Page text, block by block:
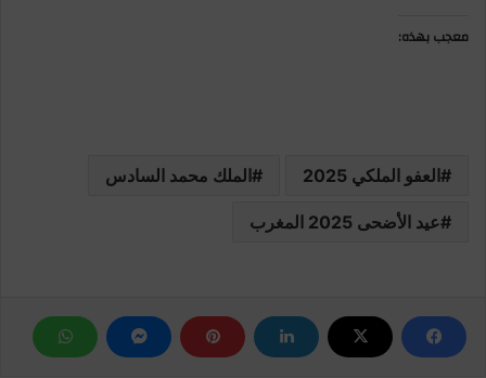
معجب بهذه:
العفو الملكي 2025 الملك محمد السادس
عيد الأضحى 2025 المغرب